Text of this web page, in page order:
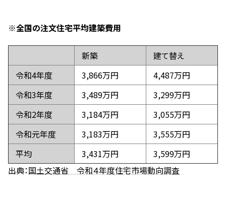
※全国の注文住宅平均建築費用
新築
建て替え
令和4年度
3,866万円
4,487万円
令和3年度
3,489万円
3,299万円
令和2年度
3,184万円
3,055万円
令和元年度
3,183万円
3,555万円
平均
3,431万円
3,599万円
出典：国土交通省 令和４年度住宅市場動向調査